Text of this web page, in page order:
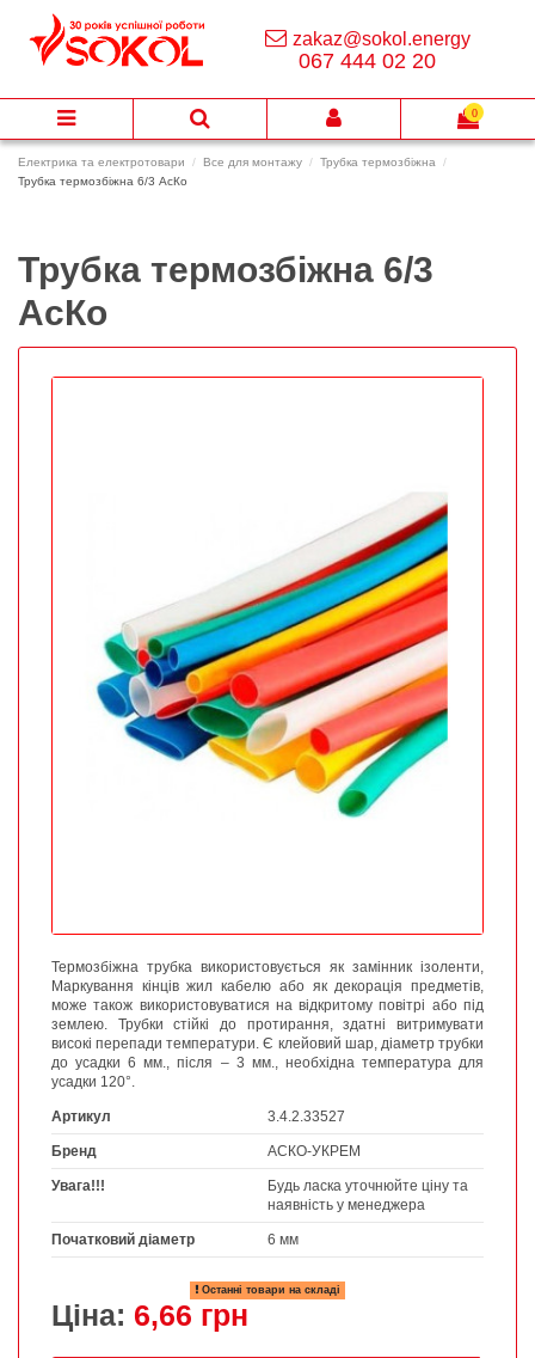
Електрика та електротовари Все для монтажу
Трубка термозбіжна
Трубка термозбіжна 6/3 АсКо
Трубка термозбіжна 6/3
АсКо
Термозбіжна трубка використовується як замінник ізоленти,
Маркування кінців жил кабелю або як декорація предметів,
може також використовуватися на відкритому повітрі або під
землею. Трубки стійкі до протирання, здатні витримувати
високі перепади температури.Є клейовий шар, діаметр трубки
до усадки 6 мм., після – 3 мм., необхідна температура для
усадки 120°.
Артикул 3.4.2.33527
Бренд АСКО-УКРЕМ
Увага!!!
Будь ласка уточнюйте ціну та
наявність у менеджера
Початковий діаметр 6 мм
Останні товари на складі
Ціна: 6,66 грн
zakaz@sokol.energy
067 444 02 20
0